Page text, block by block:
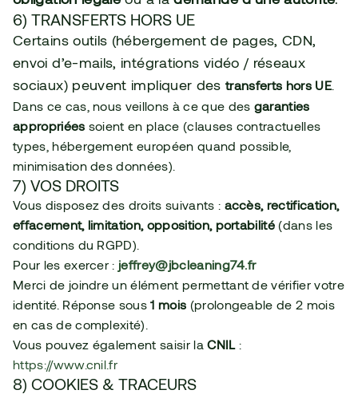
6) TRANSFERTS HORS UE
Certains outils (hébergement de pages, CDN,
envoi d’e-mails, intégrations vidéo / réseaux
sociaux) peuvent impliquer des transferts hors UE.
Dans ce cas, nous veillons à ce que des garanties
appropriées soient en place (clauses contractuelles
types, hébergement européen quand possible,
minimisation des données).
7) VOS DROITS
Vous disposez des droits suivants : accès, rectification,
effacement, limitation, opposition, portabilité (dans les
conditions du RGPD).
Pour les exercer : jeffrey@jbcleaning74.fr
Merci de joindre un élément permettant de vérifier votre
identité. Réponse sous 1 mois (prolongeable de 2 mois
en cas de complexité).
Vous pouvez également saisir la CNIL
https://www.cnil.fr
8) COOKIES & TRACEURS